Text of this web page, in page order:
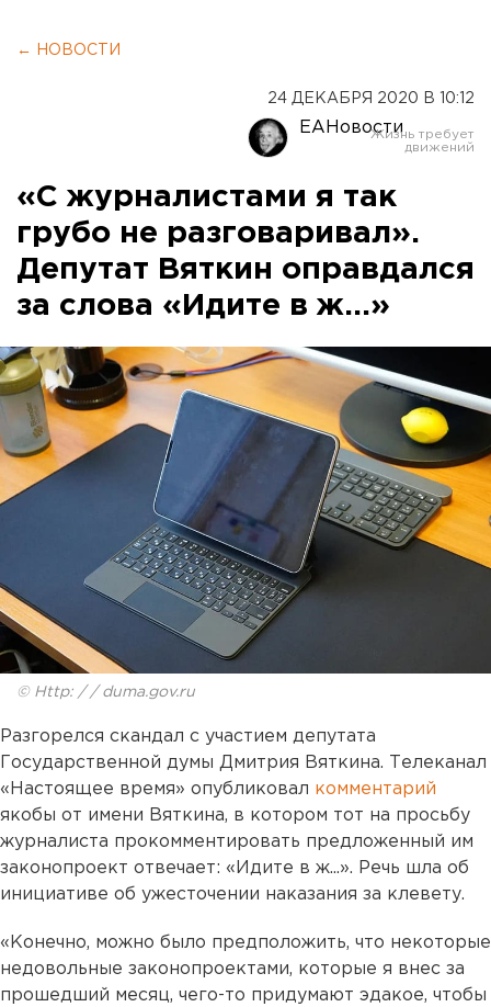
← НОВОСТИ
24 ДЕКАБРЯ 2020 В 10:12
ЕАНовости
«С журналистами я так
грубо не разговаривал».
Депутат Вяткин оправдался
за слова «Идите в ж...»
© Http: / / duma.gov.ru
Разгорелся скандал с участием депутата
Государственной думы Дмитрия Вяткина. Телеканал
«Настоящее время» опубликовал комментарий
якобы от имени Вяткина, в котором тот на просьбу
журналиста прокомментировать предложенный им
законопроект отвечает: «Идите в ж...». Речь шла об
инициативе об ужесточении наказания за клевету.
«Конечно, можно было предположить, что некоторые
недовольные законопроектами, которые я внес за
прошедший месяц, чего-то придумают эдакое, чтобы